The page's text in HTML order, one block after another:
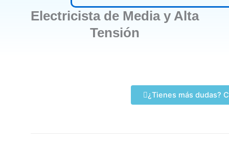
Electricista de Media y Alta
Tensión
¿Tienes más dudas?